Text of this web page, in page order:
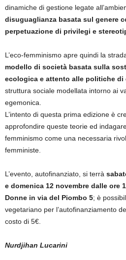
dinamiche di gestione legate
disuguaglianza basata sul genere
perpetuazione di privilegi e
L’eco-femminismo apre quindi la
modello di società basata sulla
ecologica e attento alle politiche di
struttura sociale modellata intorno ai
egemonica.
L’intento di questa prima edizione è
approfondire queste teorie ed
femminismo come una necessaria
femministe.
L’evento, autofinanziato, si terrà
e domenica 12 novembre dalle ore
Donne in via del Piombo 5; è
vegetariano per l’autofinanziamento
costo di 5€.
Nurdjihan Lucarini